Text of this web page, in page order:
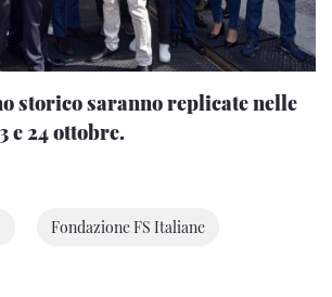
storico saranno replicate nelle
e 24 ottobre.
Fondazione FS Italiane